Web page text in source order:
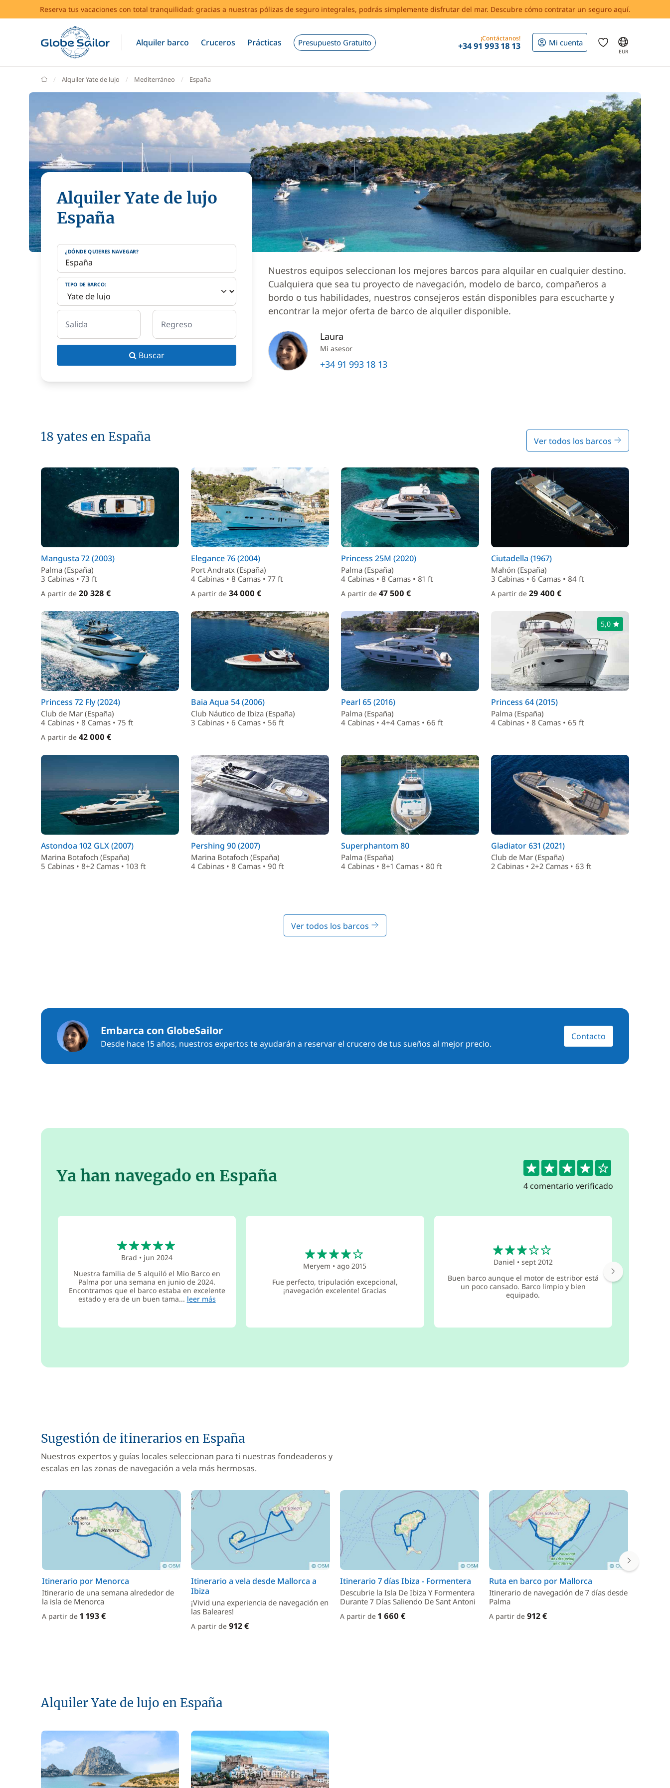
Reserva tus vacaciones con total tranquilidad: gracias a nuestras pólizas de seguro integrales, podrás simplemente disfrutar del mar. Descubre cómo contratar un seguro aquí.
Alquiler barco Cruceros Prácticas Presupuesto Gratuito ¡Contáctanos!
+34 91 993 18 13 Mi cuenta
EUR
GlobeSailor
Alquiler Yate de lujo Mediterráneo España
Alquiler Yate de lujo
España
¿DÓNDE QUIERES NAVEGAR?
TIPO DE BARCO:
Salida Regreso
Buscar
Nuestros equipos seleccionan los mejores barcos para alquilar en cualquier destino.
Cualquiera que sea tu proyecto de navegación, modelo de barco, compañeros a
bordo o tus habilidades, nuestros consejeros están disponibles para escucharte y
encontrar la mejor oferta de barco de alquiler disponible.
Laura
Mi asesor
+34 91 993 18 13
18 yates en España Ver todos los barcos
Mangusta 72 (2003)
Palma (España)
3 Cabinas • 73 ft
A partir de 20 328 €
Elegance 76 (2004)
Port Andratx (España)
4 Cabinas • 8 Camas • 77 ft
A partir de 34 000 €
Princess 25M (2020)
Palma (España)
4 Cabinas • 8 Camas • 81 ft
A partir de 47 500 €
Ciutadella (1967)
Mahón (España)
3 Cabinas • 6 Camas • 84 ft
A partir de 29 400 €
Princess 72 Fly (2024)
Club de Mar (España)
4 Cabinas • 8 Camas • 75 ft
A partir de 42 000 €
Baia Aqua 54 (2006)
Club Náutico de Ibiza (España)
3 Cabinas • 6 Camas • 56 ft
Pearl 65 (2016)
Palma (España)
4 Cabinas • 4+4 Camas • 66 ft
5,0
Princess 64 (2015)
Palma (España)
4 Cabinas • 8 Camas • 65 ft
Astondoa 102 GLX (2007)
Marina Botafoch (España)
5 Cabinas • 8+2 Camas • 103 ft
Pershing 90 (2007)
Marina Botafoch (España)
4 Cabinas • 8 Camas • 90 ft
Superphantom 80
Palma (España)
4 Cabinas • 8+1 Camas • 80 ft
Gladiator 631 (2021)
Club de Mar (España)
2 Cabinas • 2+2 Camas • 63 ft
Ver todos los barcos
Embarca con GlobeSailor
Desde hace 15 años, nuestros expertos te ayudarán a reservar el crucero de tus sueños al mejor precio.
Contacto
4.3
4 comentario verificado
Ya han navegado en España
Brad • jun 2024
Nuestra familia de 5 alquiló el Mio Barco en
Palma por una semana en junio de 2024.
Encontramos que el barco estaba en excelente
estado y era de un buen tama... leer más
Meryem •ago 2015
Fue perfecto, tripulación excepcional,
¡navegación excelente! Gracias
Daniel • sept 2012
Buen barco aunque el motor de estribor está
un poco cansado. Barco limpio y bien
equipado.
Sugestión de itinerarios en España
Nuestros expertos y guías locales seleccionan para ti nuestras fondeaderos y
escalas en las zonas de navegación a vela más hermosas.
Itinerario por Menorca
Itinerario de una semana alrededor de
la isla de Menorca
A partir de 1 193 €
Itinerario a vela desde Mallorca a
Ibiza
¡Vivid una experiencia de navegación en
las Baleares!
A partir de 912 €
Itinerario 7 días Ibiza - Formentera
Descubrie la Isla De Ibiza Y Formentera
Durante 7 Días Saliendo De Sant Antoni
A partir de 1 660 €
Ruta en barco por Mallorca
Itinerario de navegación de 7 días desde
Palma
A partir de 912 €
Alquiler Yate de lujo en España